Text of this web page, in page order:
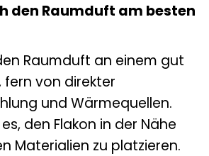
den Raumduft am besten
Raumduft an einem gut
von direkter
und Wärmequellen.
den Flakon in der Nähe
Materialien zu platzieren.